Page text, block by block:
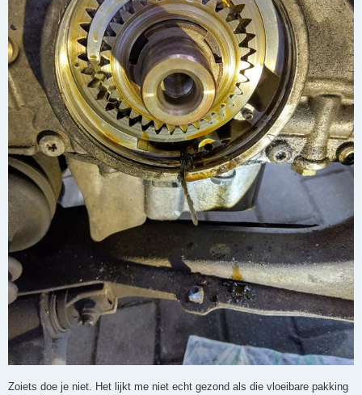
Zoiets doe je niet. Het lijkt me niet echt gezond als die vloeibare pakking